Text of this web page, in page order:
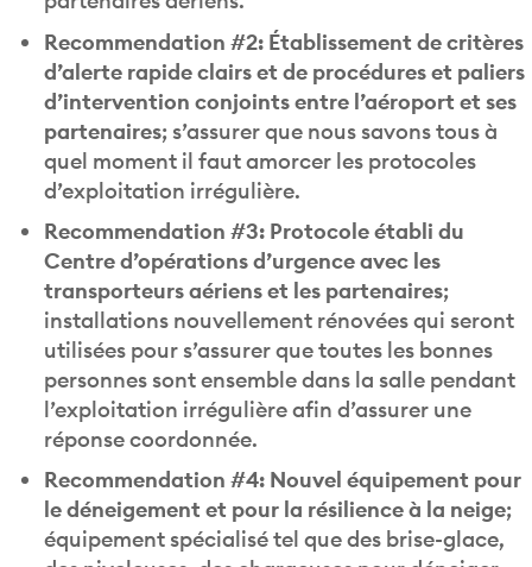
Recommendation #2: Établissement de critères
d’alerte rapide clairs et de procédures et paliers
d’intervention conjoints entre l’aéroport et ses
partenaires; s’assurer que nous savons tous à
quel moment il faut amorcer les protocoles
d’exploitation irrégulière.
Recommendation #3: Protocole établi du
Centre d’opérations d’urgence avec les
transporteurs aériens et les partenaires
installations nouvellement rénovées qui seront
utilisées pour s’assurer que toutes les bonnes
personnes sont ensemble dans la salle pendant
l’exploitation irrégulière afin d’assurer une
réponse coordonnée.
Recommendation #4: Nouvel équipement pour
le déneigement et pour la résilience à la neige;
équipement spécialisé tel que des brise-glace,
des niveleuses, des chargeuses pour déneiger